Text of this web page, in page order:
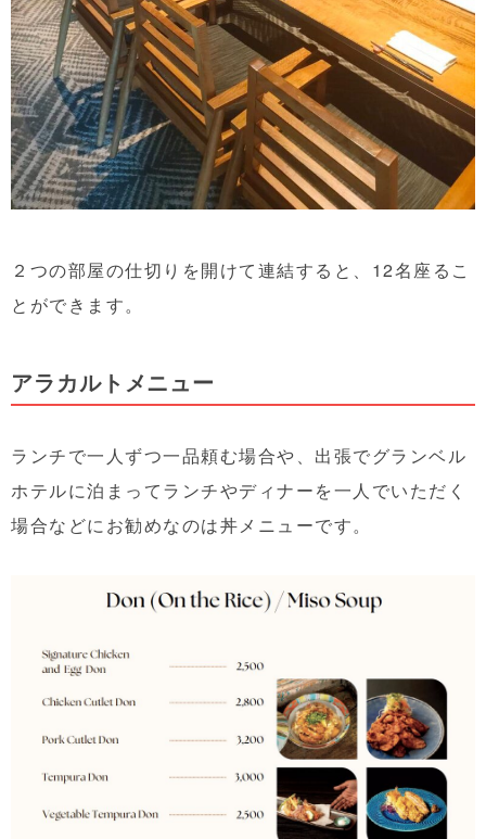
２つの部屋の仕切りを開けて連結すると、12名座るこ
とができます。
アラカルトメニュー
ランチで一人ずつ一品頼む場合や、出張でグランベル
ホテルに泊まってランチやディナーを一人でいただく
場合などにお勧めなのは丼メニューです。